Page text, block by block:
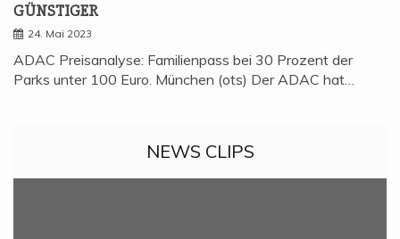
GÜNSTIGER
24. Mai 2023
ADAC Preisanalyse: Familienpass bei 30 Prozent der
Parks unter 100 Euro. München (ots) Der ADAC hat…
NEWS CLIPS